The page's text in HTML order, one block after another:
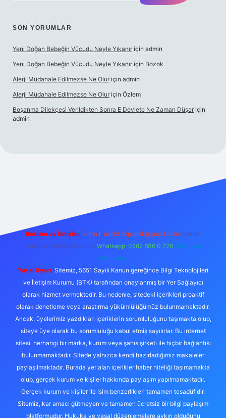
SON YORUMLAR
Yeni Doğan Bebeğin Vücudu Neyle Yıkanır için admin
Yeni Doğan Bebeğin Vücudu Neyle Yıkanır için Bozok
Alerji Müdahale Edilmezse Ne Olur için admin
Alerji Müdahale Edilmezse Ne Olur için Özlem
Boşanma Dilekçesi Verildikten Sonra E Devlete Ne Zaman Düşer için
admin
Reklam ve İletişim: E-mail: backlinkpaneli@gmail.com Teams:
forumhizmeti@gmail.com Whatsapp: 0262 606 0 726 Telegram:
@karabul
Yasal Uyarı: Sitemiz, 5651 Sayılı Kanun gereğince Bilgi Teknolojileri
ve İletişim Kurumu (BTK) tarafından onaylanmış bir Yer Sağlayıcı
olarak hizmet vermektedir. Bu nedenle, sitedeki içerikleri proaktif
olarak denetleme veya araştırma yükümlülüğümüz bulunmamaktadır.
Ancak, üyelerimiz yazdıkları içeriklerin sorumluluğunu taşımakta olup,
siteye üye olarak bu sorumluluğu kabul etmiş sayılırlar. Bu internet
sitesi, herhangi bir marka, kurum veya şahıs şirketi ile hiçbir bağlantısı
bulunmamaktadır. Sitede yalnızca kendi hazırladığımız makaleler
paylaşılmaktadır. Burada yer alan içerikler haber niteliği taşımamakta
olup, gerçek kurum ve kişiler hakkında paylaşım yapılmamaktadır.
Gerçek kurum ve kişiler ile isim benzerlikleri tamamen tesadüfidir.
Sitemiz, kar amacı gütmeyen ve tamamen ücretsiz bir bilgi paylaşım
platformudur. Hukuka ve yasal düzenlemelere aykırı olduğunu